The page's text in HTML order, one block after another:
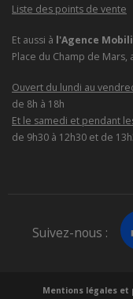
Liste des points de vente
Et aussi à l'Agence
Place du Champ de
Ouvert du lundi au
de 8h à 18h
Et le samedi et pendant
de 9h30 à 12h30 et de
Suivez-nous :
Mentions légales